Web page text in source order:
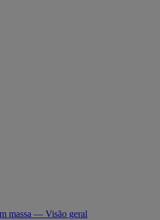
massa — Visão geral